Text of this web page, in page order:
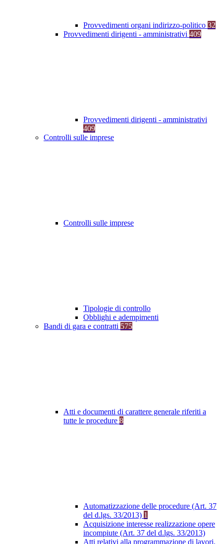
Provvedimenti organi indirizzo-politico 32
Provvedimenti dirigenti - amministrativi 409
Provvedimenti dirigenti - amministrativi
409
Controlli sulle imprese
Controlli sulle imprese
Tipologie di controllo
Obblighi e adempimenti
Bandi di gara e contratti 575
Atti e documenti di carattere generale riferiti a
tutte le procedure 8
Automatizzazione delle procedure (Art. 37
del d.lgs. 33/2013) 1
Acquisizione interesse realizzazione opere
incompiute (Art. 37 del d.lgs. 33/2013)
Atti relativi alla programmazione di lavori,